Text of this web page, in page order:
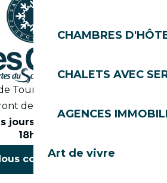
CHAMBRES
CHALETS AVEC
AGENCES
Art de vivre
Tourisme des Gets
de Neige 74260 Les Gets
jours en saison de 8h30 à
18h30
contacter